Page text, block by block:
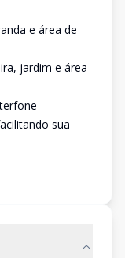
e área de
jardim e área
sua